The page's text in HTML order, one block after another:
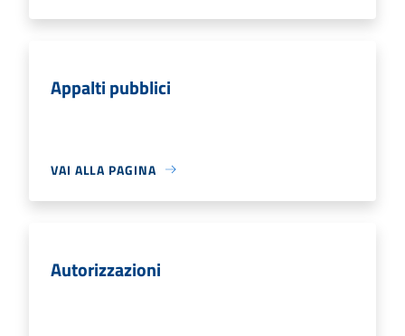
Appalti pubblici
VAI ALLA PAGINA
Autorizzazioni